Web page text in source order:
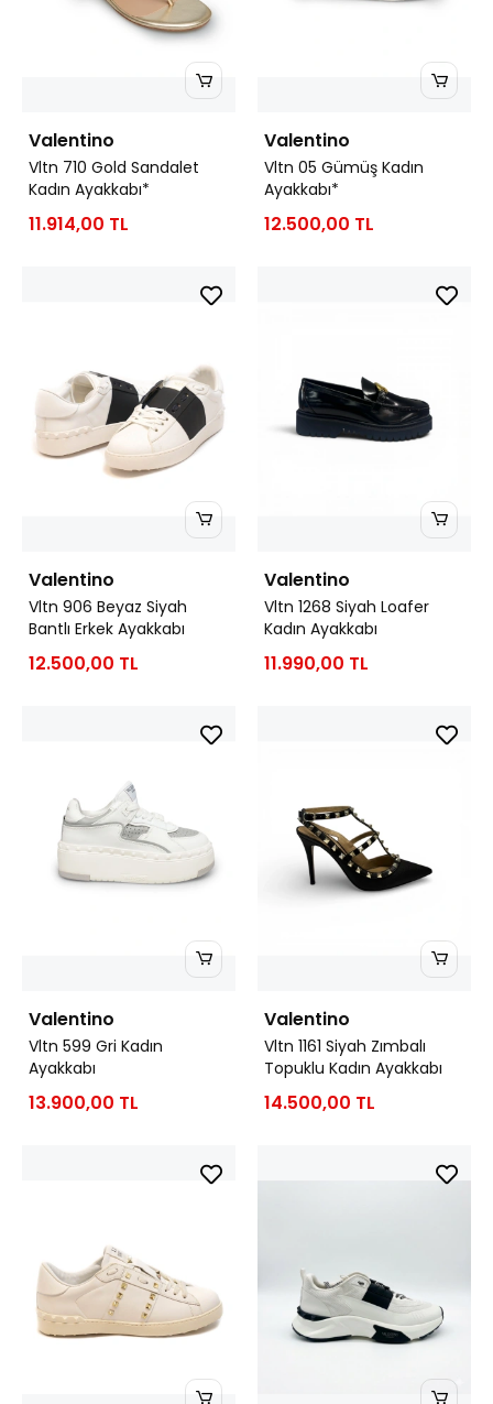
Valentino
Vltn 710 Gold Sandalet
Kadın Ayakkabı*
11.914,00 TL
Valentino
Vltn 05 Gümüş Kadın
Ayakkabı*
12.500,00 TL
Valentino
Vltn 906 Beyaz Siyah
Bantlı Erkek Ayakkabı
12.500,00 TL
Valentino
Vltn 1268 Siyah Loafer
Kadın Ayakkabı
11.990,00 TL
Valentino
Vltn 599 Gri Kadın
Ayakkabı
13.900,00 TL
Valentino
Vltn 1161 Siyah Zımbalı
Topuklu Kadın Ayakkabı
14.500,00 TL